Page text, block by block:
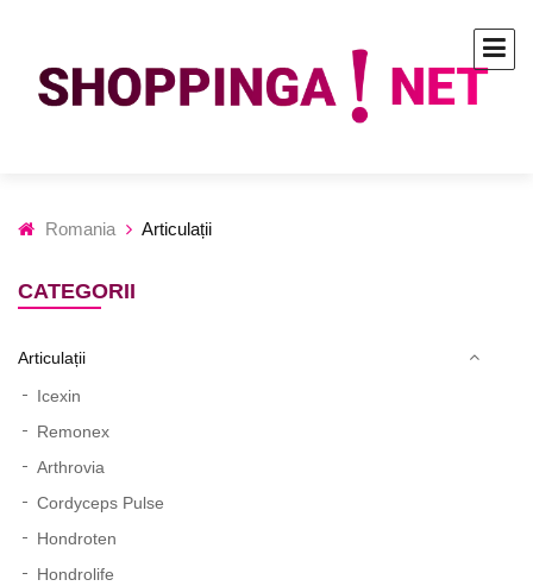
Romania Articulații
CATEGORII
Articulații
Icexin
Remonex
Arthrovia
Cordyceps Pulse
Hondroten
Hondrolife